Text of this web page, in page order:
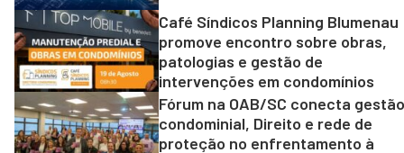
Café Síndicos Planning Blumenau
promove encontro sobre obras,
patologias e gestão de
intervenções em condomínios
Fórum na OAB/SC conecta gestão
condominial, Direito e rede de
proteção no enfrentamento à